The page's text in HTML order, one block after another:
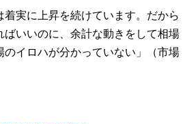
着実に上昇を続けています。だから
ばいいのに、余計な動きをして相場
のイロハが分かっていない」（市場